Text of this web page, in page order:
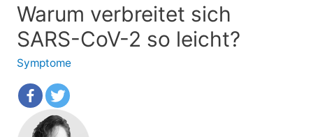
Warum verbreitet sich
SARS-CoV-2 so leicht?
Symptome